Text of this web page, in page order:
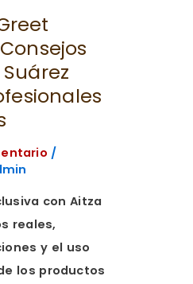
/
con Aitza
reales,
y el uso
los productos